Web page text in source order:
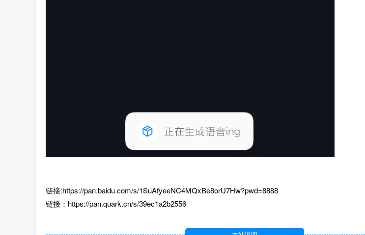
链接:https://pan.baidu.com/s/1SuAfyeeNC4MQxBe8orU7Hw?pwd=8888
链接：https://pan.quark.cn/s/39ec1a2b2556